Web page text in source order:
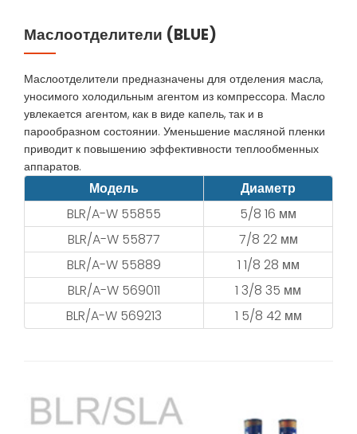
Маслоотделители (BLUE)
Маслоотделители предназначены для отделения масла,
уносимого холодильным агентом из компрессора. Масло
увлекается агентом, как в виде капель, так и в
парообразном состоянии. Уменьшение масляной пленки
приводит к повышению эффективности теплообменных
аппаратов.
Модель
Диаметр
BLR/A-W 55855
5/8 16 мм
BLR/A-W 55877
7/8 22 мм
BLR/A-W 55889
1 1/8 28 мм
BLR/A-W 569011
1 3/8 35 мм
BLR/A-W 569213
1 5/8 42 мм